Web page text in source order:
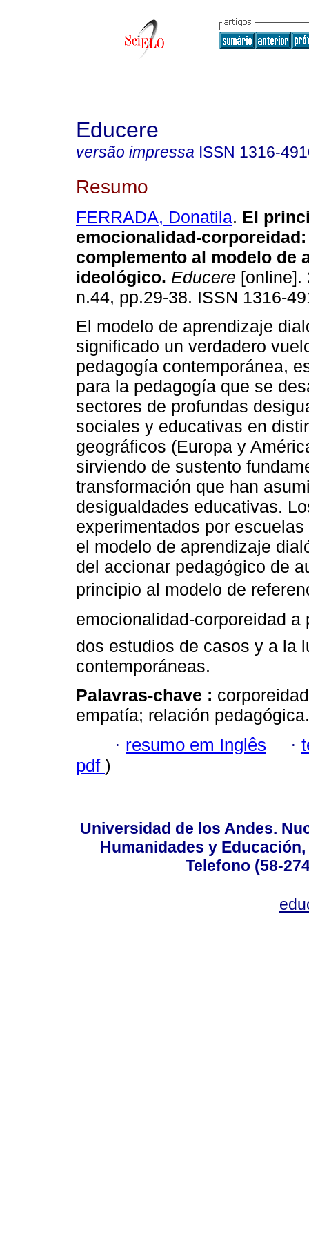
Educere
versão impressa ISSN 1316-
Resumo
FERRADA, Donatila. El
emocionalidad-corporeidad
complemento al modelo de
ideológico. Educere [online].
n.44, pp.29-38. ISSN 1316-
El modelo de aprendizaje
significado un verdadero
pedagogía contemporánea,
para la pedagogía que se
sectores de profundas
sociales y educativas en
geográficos (Europa y
sirviendo de sustento
transformación que han
desigualdades educativas.
experimentados por
el modelo de aprendizaje
del accionar pedagógico de
principio al modelo de
emocionalidad-corporeidad
dos estudios de casos y a la
contemporáneas.
Palavras-chave :
empatía; relación pedagógica.
· resumo em Inglês ·
pdf )
Universidad de los Andes.
Humanidades y
Telefono (58-